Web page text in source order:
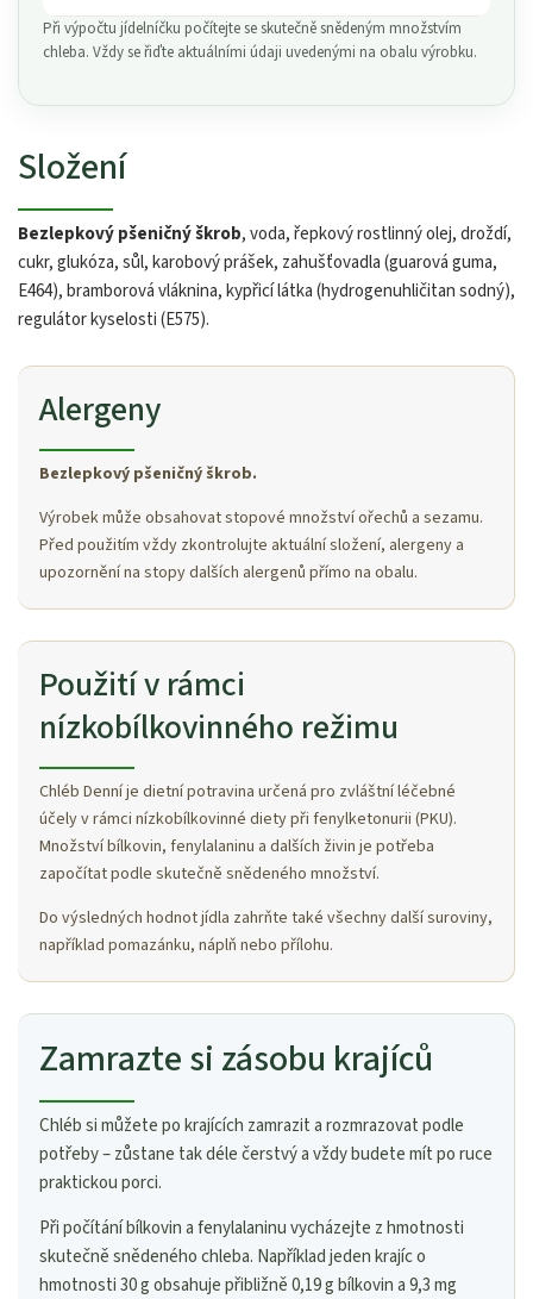
Při výpočtu jídelníčku počítejte se skutečně snědeným množstvím
chleba. Vždy se řiďte aktuálními údaji uvedenými na obalu výrobku.
Složení
Bezlepkový pšeničný škrob, voda, řepkový rostlinný olej, droždí,
cukr, glukóza, sůl, karobový prášek, zahušťovadla (guarová guma,
E464), bramborová vláknina, kypřicí látka (hydrogenuhličitan sodný),
regulátor kyselosti (E575).
Alergeny
Bezlepkový pšeničný škrob.
Výrobek může obsahovat stopové množství ořechů a sezamu.
Před použitím vždy zkontrolujte aktuální složení, alergeny a
upozornění na stopy dalších alergenů přímo na obalu.
Použití v rámci
nízkobílkovinného režimu
Chléb Denní je dietní potravina určená pro zvláštní léčebné
účely v rámci nízkobílkovinné diety při fenylketonurii (PKU).
Množství bílkovin, fenylalaninu a dalších živin je potřeba
započítat podle skutečně snědeného množství.
Do výsledných hodnot jídla zahrňte také všechny další suroviny,
například pomazánku, náplň nebo přílohu.
Zamrazte si zásobu krajíců
Chléb si můžete po krajících zamrazit a rozmrazovat podle
potřeby – zůstane tak déle čerstvý a vždy budete mít po ruce
praktickou porci.
Při počítání bílkovin a fenylalaninu vycházejte z hmotnosti
skutečně snědeného chleba. Například jeden krajíc o
hmotnosti 30 g obsahuje přibližně 0,19 g bílkovin a 9,3 mg